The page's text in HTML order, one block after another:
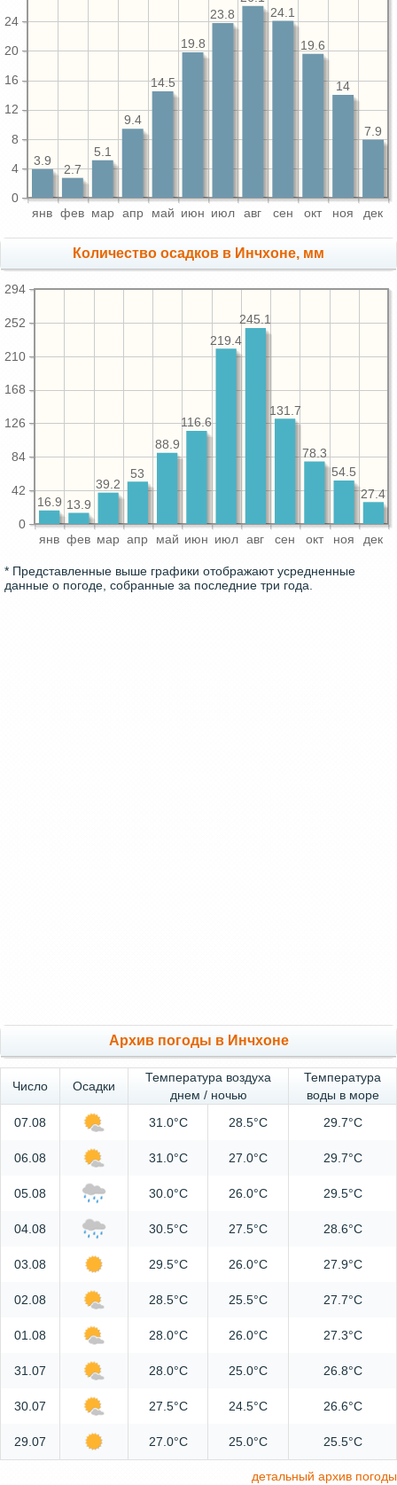
янв фев мар апр май июн июл авг сен окт ноя дек
0
4
8
12
16
20
24
7.9
14
19.6
24.1
23.8
19.8
14.5
9.4
5.1
2.7
3.9
Количество осадков в Инчхоне, мм
янв фев мар апр май июн июл авг сен окт ноя дек
0
42
84
126
168
210
252
294
27.4
54.5
78.3
131.7
245.1
219.4
116.6
88.9
53
39.2
13.9
16.9
* Представленные выше графики отображают усредненные
данные о погоде, собранные за последние три года.
Архив погоды в Инчхоне
Число Осадки
Температура воздуха
днем / ночью
Температура
воды в море
07.08
31.0°C 28.5°C 29.7°C
06.08 31.0°C 27.0°C 29.7°C
05.08 30.0°C 26.0°C 29.5°C
04.08 30.5°C 27.5°C 28.6°C
03.08 29.5°C 26.0°C 27.9°C
02.08 28.5°C 25.5°C 27.7°C
01.08 28.0°C 26.0°C 27.3°C
31.07 28.0°C 25.0°C 26.8°C
30.07 27.5°C 24.5°C 26.6°C
29.07 27.0°C 25.0°C 25.5°C
детальный архив погоды